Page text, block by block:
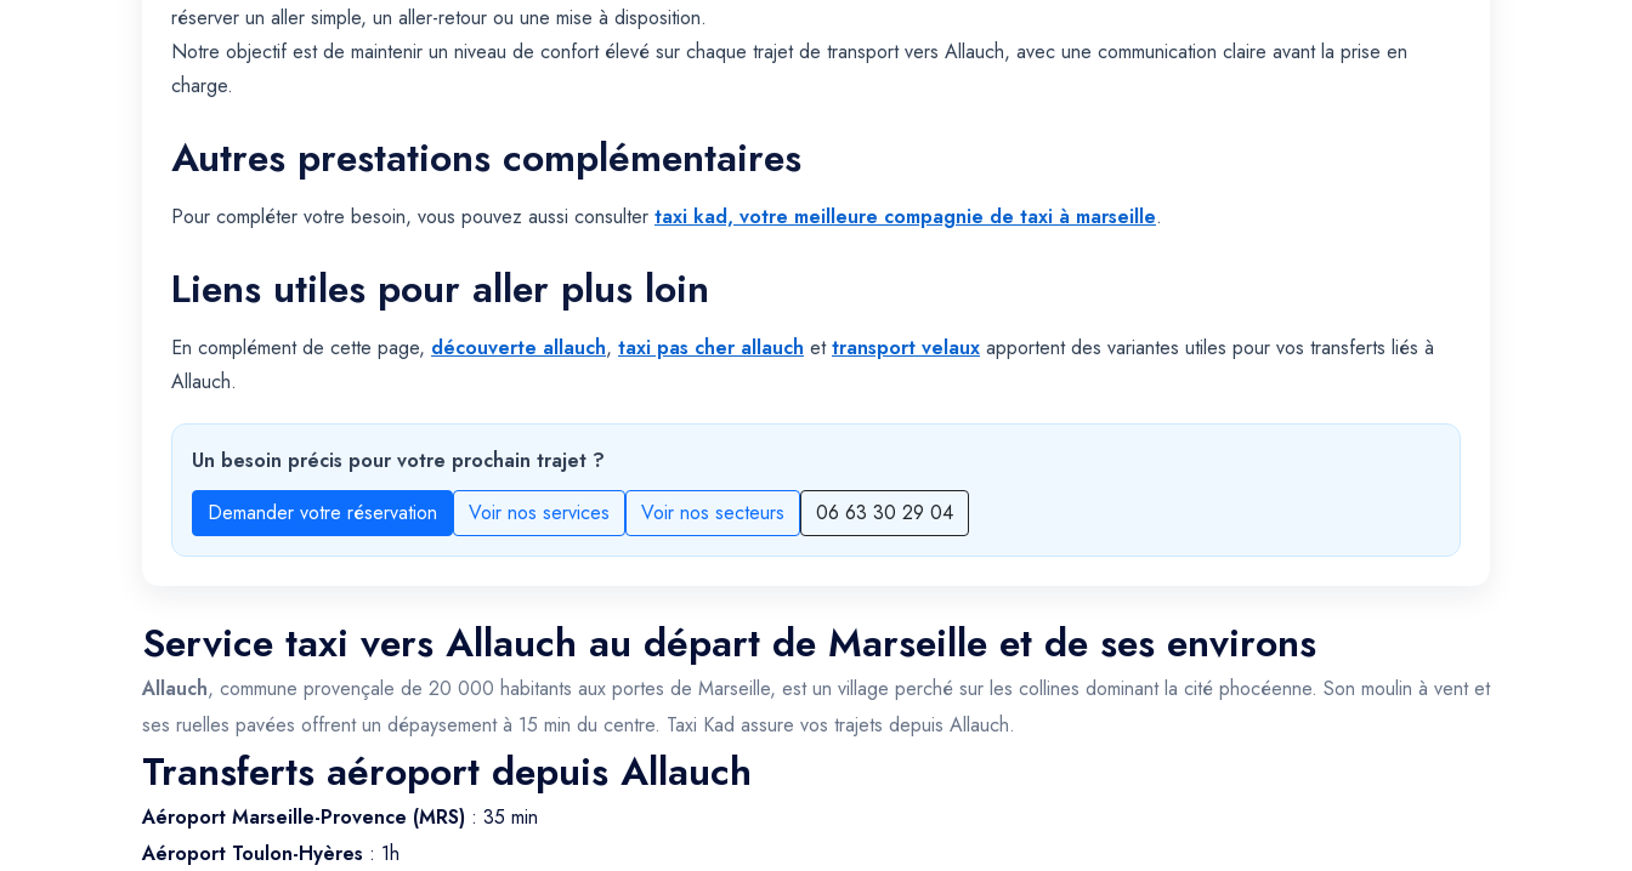
réserver un aller simple, un aller-retour ou une mise à disposition.
Notre objectif est de maintenir un niveau de confort élevé sur chaque trajet de transport vers Allauch, avec une communication claire avant la prise en
charge.
Autres prestations complémentaires
Pour compléter votre besoin, vous pouvez aussi consulter taxi kad, votre meilleure compagnie de taxi à marseille.
Liens utiles pour aller plus loin
En complément de cette page, découverte allauch, taxi pas cher allauch ettransport velaux apportent des variantes utiles pour vos transferts liés à
Allauch.
Un besoin précis pour votre prochain trajet ?
Demander votre réservation
Voir nos services Voir nos secteurs 06 63 30 29 04
Service taxi vers Allauch au départ de Marseille et de ses environs
Allauch, commune provençale de 20 000 habitants aux portes de Marseille, est un village perché sur les collines dominant la cité phocéenne. Son moulin à vent et
ses ruelles pavées offrent un dépaysement à 15 min du centre. Taxi Kad assure vos trajets depuis Allauch.
Transferts aéroport depuis Allauch
Aéroport Marseille-Provence (MRS) : 35 min
Aéroport Toulon-Hyères : 1h